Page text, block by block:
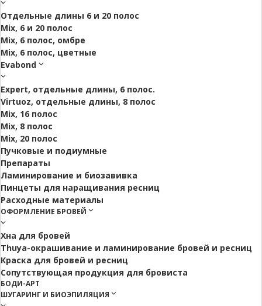
Отдельные длины 6 и 20 полос
Mix, 6 и 20 полос
Mix, 6 полос, омбре
Mix, 6 полос, цветные
Evabond
Expert, отдельные длины, 6 полос.
Virtuoz, отдельные длины, 8 полос
Mix, 16 полос
Mix, 8 полос
Mix, 20 полос
Пучковые и подиумные
Препараты
Ламинирование и биозавивка
Пинцеты для наращивания ресниц
Расходные материалы
ОФОРМЛЕНИЕ БРОВЕЙ
Хна для бровей
Thuya-окрашивание и ламинирование бровей и ресниц
Краска для бровей и ресниц
Сопутствующая продукция для бровиста
БОДИ-АРТ
ШУГАРИНГ И БИОЭПИЛЯЦИЯ